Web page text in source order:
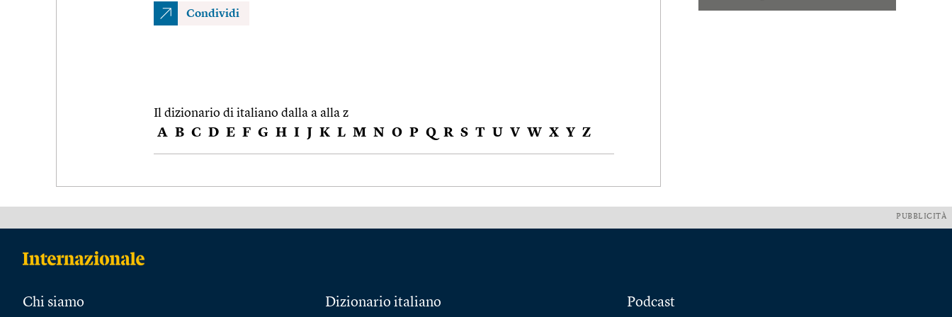
Condividi
Il dizionario di italiano dalla a alla z
A B C D E F G H I J K L M N O P Q R S T U V W X Y Z
PUBBLICITÀ
Chi siamo Dizionario italiano Podcast